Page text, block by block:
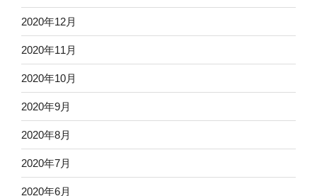
2020年12月
2020年11月
2020年10月
2020年9月
2020年8月
2020年7月
2020年6月